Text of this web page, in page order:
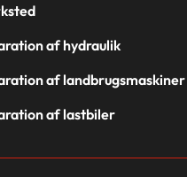
af hydraulik
af landbrugsmaskiner
af lastbiler